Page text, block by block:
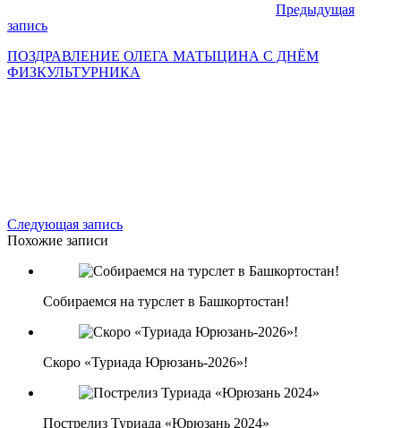
Предыдущая
запись
ПОЗДРАВЛЕНИЕ ОЛЕГА МАТЫЦИНА С ДНЁМ
ФИЗКУЛЬТУРНИКА
Следующая запись
Похожие записи
Собираемся на турслет в Башкортостан!
Скоро «Туриада Юрюзань-2026»!
Пострелиз Туриада «Юрюзань 2024»